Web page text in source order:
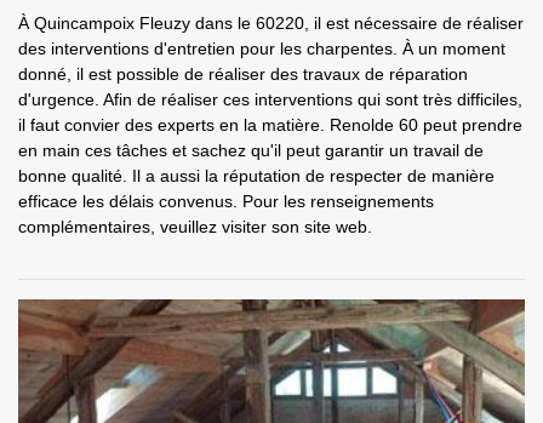
À Quincampoix Fleuzy dans le 60220, il est nécessaire de réaliser
des interventions d'entretien pour les charpentes. À un moment
donné, il est possible de réaliser des travaux de réparation
d'urgence. Afin de réaliser ces interventions qui sont très difficiles,
il faut convier des experts en la matière. Renolde 60 peut prendre
en main ces tâches et sachez qu'il peut garantir un travail de
bonne qualité. Il a aussi la réputation de respecter de manière
efficace les délais convenus. Pour les renseignements
complémentaires, veuillez visiter son site web.